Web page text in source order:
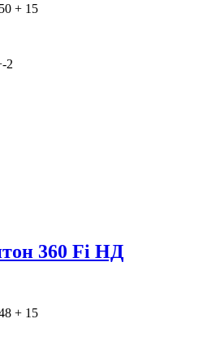
+ 15
2
360 Fi НД
+ 15